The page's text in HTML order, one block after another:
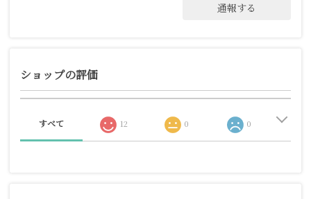
通報する
ショップの評価
すべて 12 0 0